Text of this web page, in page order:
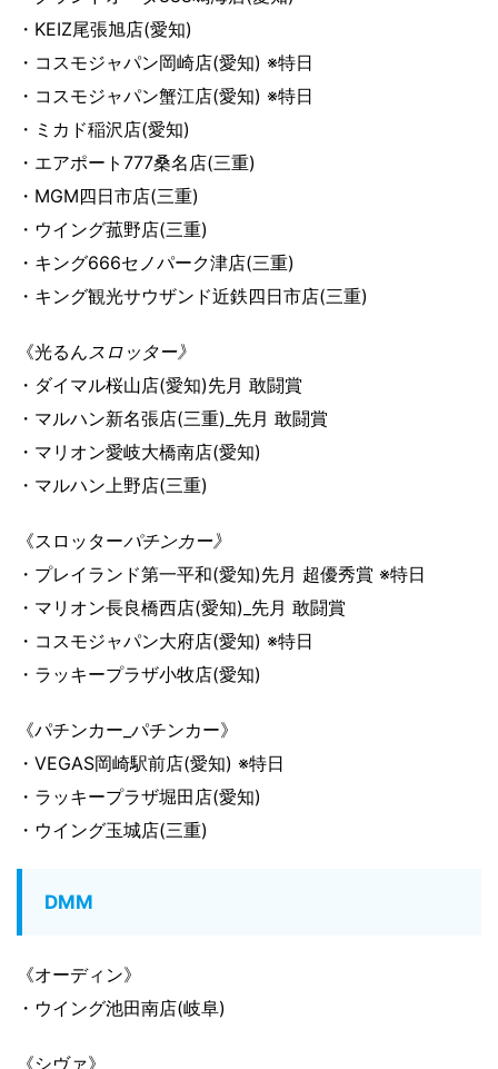
・KEIZ尾張旭店(愛知)
・コスモジャパン岡崎店(愛知) ※特日
・コスモジャパン蟹江店(愛知) ※特日
・ミカド稲沢店(愛知)
・エアポート777桑名店(三重)
・MGM四日市店(三重)
・ウイング菰野店(三重)
・キング666セノパーク津店(三重)
・キング観光サウザンド近鉄四日市店(三重)
《光るん スロッター》
・ダイマル桜山店(愛知)先月 敢闘賞
・マルハン新名張店(三重)_先月 敢闘賞
・マリオン愛岐大橋南店(愛知)
・マルハン上野店(三重)
《スロッターパチンカー》
・プレイランド第一平和(愛知)先月 超優秀賞 ※特日
・マリオン長良橋西店(愛知)_先月 敢闘賞
・コスモジャパン大府店(愛知) ※特日
・ラッキープラザ小牧店(愛知)
《パチンカー_パチンカー》
・VEGAS岡崎駅前店(愛知) ※特日
・ラッキープラザ堀田店(愛知)
・ウイング玉城店(三重)
DMM
《オーディン》
・ウイング池田南店(岐阜)
《シヴァ》